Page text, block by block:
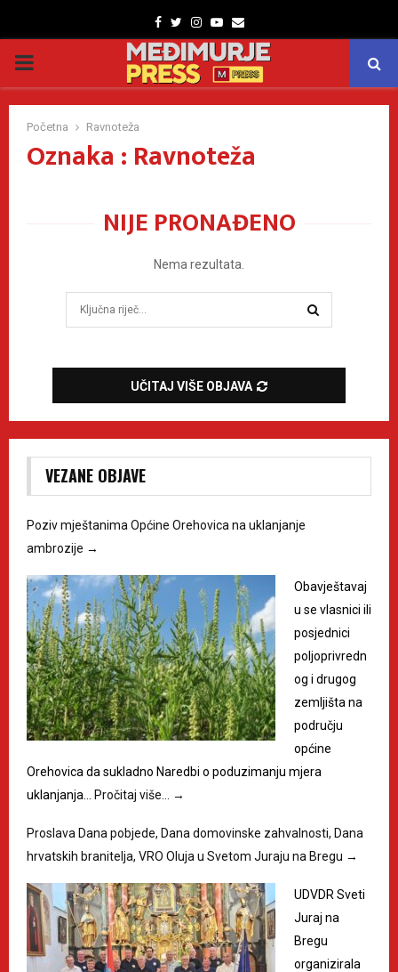
Facebook
TwitterInstagram
Youtube
Email
PRIMARY
MENU
Početna Ravnoteža
Oznaka : Ravnoteža
NIJE PRONAĐENO
Nema rezultata.
UČITAJ VIŠE OBJAVA
VEZANE OBJAVE
Poziv mještanima Općine Orehovica na uklanjanje
ambrozije →
Obavještavaj
u se vlasnici ili
posjednici
poljoprivredn
og i drugog
zemljišta na
području
općine
Orehovica da sukladno Naredbi o poduzimanju mjera
uklanjanja…
Pročitaj više… →
Proslava Dana pobjede, Dana domovinske zahvalnosti, Dana
hrvatskih branitelja, VRO Oluja u Svetom Juraju na Bregu →
UDVDR Sveti
Juraj na
Bregu
organizirala